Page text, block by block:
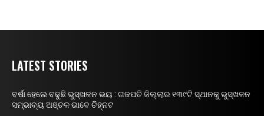
LATEST STORIES
ବର୍ଷା ହେଲେ ବଢୁଛି ଭୁସ୍ଖଳନ ଭୟ : ଗଜପତି ଜିଲ୍ଲାର ୧୩୯ଟି ସ୍ଥାନକୁ ଭୁସ୍ଖଳନ
ସମ୍ଭାବ୍ୟ ଅଞ୍ଚଳ ଭାବେ ଚିହ୍ନଟ